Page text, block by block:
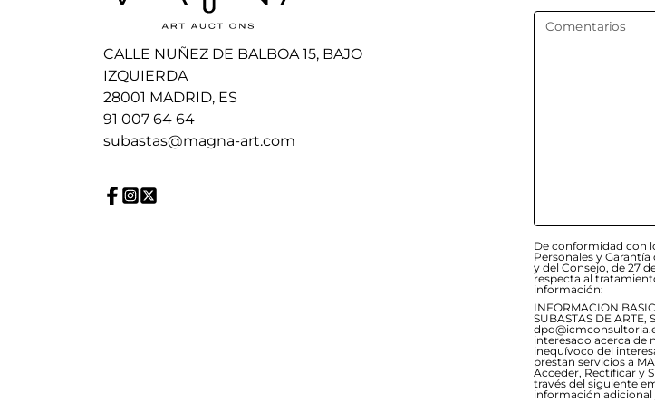
CALLE NUÑEZ DE BALBOA 15, BAJO
IZQUIERDA
28001 MADRID, ES
91 007 64 64
subastas@magna-art.com
Comentarios
De conformidad con
Personales y
y del Consejo, de 27
respecta al
información:
INFORMACION
SUBASTAS DE ARTE,
interesado acerca de
inequívoco del
prestan servicios a
Acceder, Rectificar y
través del siguiente
información adicional